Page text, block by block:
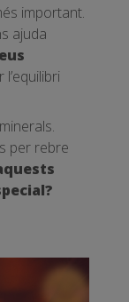
important.
ajuda
per rebre